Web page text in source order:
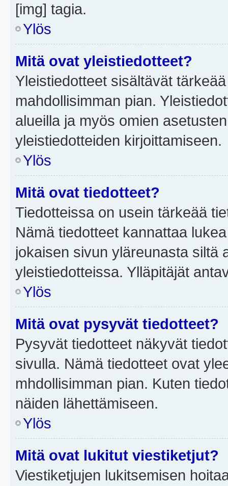
[img] tagia.
Ylös
Mitä ovat yleistiedotteet?
Yleistiedotteet sisältävät
mahdollisimman pian.
alueilla ja myös omien
yleistiedotteiden kirjoittamiseen.
Ylös
Mitä ovat tiedotteet?
Tiedotteissa on usein tärkeää
Nämä tiedotteet kannattaa
jokaisen sivun yläreunasta siltä
yleistiedotteissa. Ylläpitäjät
Ylös
Mitä ovat pysyvät tiedotteet?
Pysyvät tiedotteet näkyvät
sivulla. Nämä tiedotteet ovat
mhdollisimman pian. Kuten
näiden lähettämiseen.
Ylös
Mitä ovat lukitut viestiketjut?
Viestiketjujen lukitsemisen